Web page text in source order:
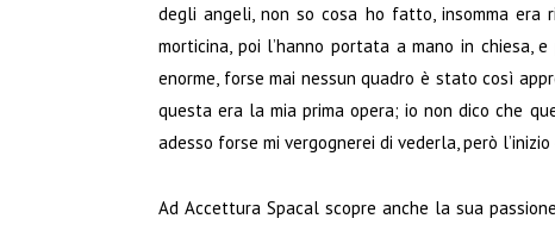
degli angeli, non so cosa ho fatto, insomma era
morticina, poi l’hanno portata a mano in chiesa,
enorme, forse mai nessun quadro è stato così
questa era la mia prima opera; io non dico che
adesso forse mi vergognerei di vederla, però l’inizio
Ad Accettura Spacal scopre anche la sua